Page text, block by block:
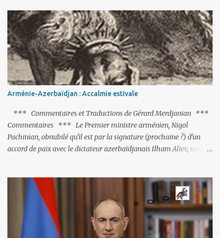
actions menées par le président Erdoğan, et pour certains sur la
réalisation du putsch lui-même.
Arménie-Azerbaïdjan : Accalmie estivale
*** Commentaires et Traductions de Gérard Merdjanian ***
Commentaires *** Le Premier ministre arménien, Nigol
Pachinian, obnubilé qu'il est par la signature (prochaine ?) d'un
accord de paix avec le dictateur azerbaïdjanais Ilham Aliev, serait
C'est hélas fort peu probable ; l'Histoire ou la Littérature ne sont
pas ses points forts, pas plus d'ailleurs que les négociations avec le
tandem turco-azéri. Faisant fi de tout ce qui précède la chute de
l'URSS, il est exclusivement intéressé par ce qu'il nomme «
l'Arménie réelle ». Même les trois présidents qu'ils l'ont précédés ne